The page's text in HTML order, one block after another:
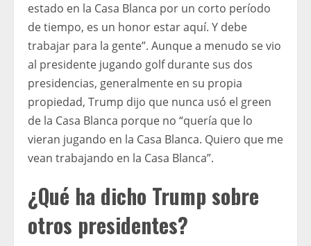
estado en la Casa Blanca por un corto período
de tiempo, es un honor estar aquí. Y debe
trabajar para la gente”. Aunque a menudo se vio
al presidente jugando golf durante sus dos
presidencias, generalmente en su propia
propiedad, Trump dijo que nunca usó el green
de la Casa Blanca porque no “quería que lo
vieran jugando en la Casa Blanca. Quiero que me
vean trabajando en la Casa Blanca”.
¿Qué ha dicho Trump sobre
otros presidentes?